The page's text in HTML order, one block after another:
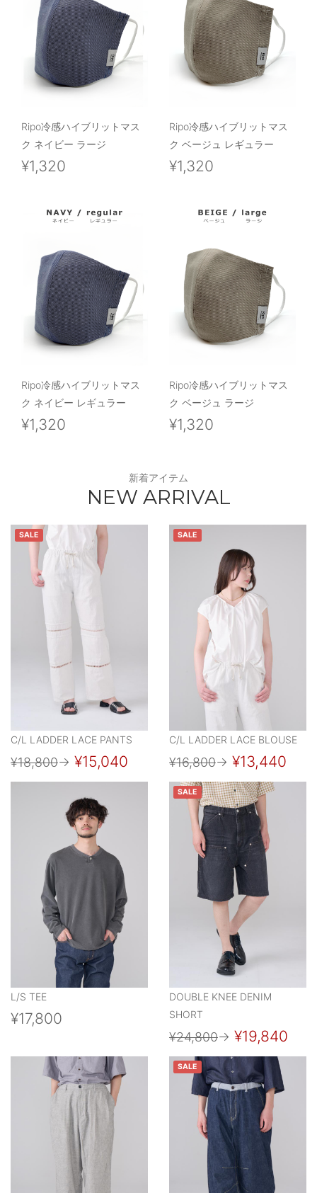
Ripo冷感ハイブリットマス
ク ネイビー ラージ
¥1,320
Ripo冷感ハイブリットマス
ク ベージュ レギュラー
¥1,320
Ripo冷感ハイブリットマス
ク ネイビー レギュラー
¥1,320
Ripo冷感ハイブリットマス
ク ベージュ ラージ
¥1,320
新着アイテム
NEW ARRIVAL
SALE
C/L LADDER LACE PANTS
¥18,800→ ¥15,040
SALE
C/L LADDER LACE BLOUSE
¥16,800→ ¥13,440
L/S TEE
¥17,800
SALE
DOUBLE KNEE DENIM
SHORT
¥24,800→ ¥19,840
SALE